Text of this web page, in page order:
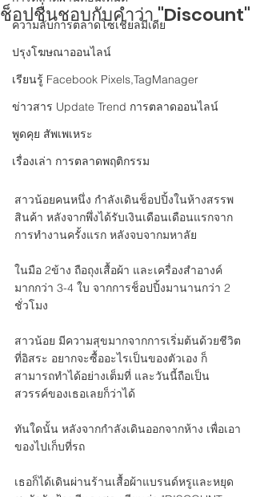
ความลับการตลาดโซเชียลมีเดีย
ปรุงโฆษณาออนไลน์
เรียนรู้ Facebook Pixels,TagManager
ข่าวสาร Update Trend การตลาดออนไลน์
พูดคุย สัพเพเหระ
เรื่องเล่า การตลาดพฤติกรรม
ช็อปชื่นชอบกับคำว่า "Discount"
สาวน้อยคนหนึ่ง กำลังเดินช็อปปิ้งในห้างสรรพ
สินค้า หลังจากพึ่งได้รับเงินเดือนเดือนแรกจาก
การทำงานครั้งแรก หลังจบจากมหาลัย
ในมือ 2ข้าง ถือถุงเสื้อผ้า และเครื่องสำอางค์
มากกว่า 3-4 ใบ จากการช็อปปิ้งมานานกว่า 2
ชั่วโมง
สาวน้อย มีความสุขมากจากการเริ่มต้นด้วยชีวิต
ที่อิสระ อยากจะซื้ออะไรเป็นของตัวเอง ก็
สามารถทำได้อย่างเต็มที่ และวันนี้ถือเป็น
สวรรค์ของเธอเลยก็ว่าได้
ทันใดนั้น หลังจากกำลังเดินออกจากห้าง เพื่อเอา
ของไปเก็บที่รถ
เธอก็ได้เดินผ่านร้านเสื้อผ้าแบรนด์หรูและหยุด